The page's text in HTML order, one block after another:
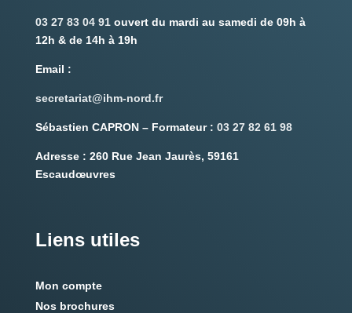
03 27 83 04 91 ouvert du mardi au samedi de 09h à
12h & de 14h à 19h
Email :
secretariat@ihm-nord.fr
Sébastien CAPRON – Formateur : 03 27 82 61 98
Adresse : 260 Rue Jean Jaurès, 59161
Escaudœuvres
Liens utiles
Mon compte
Nos brochures